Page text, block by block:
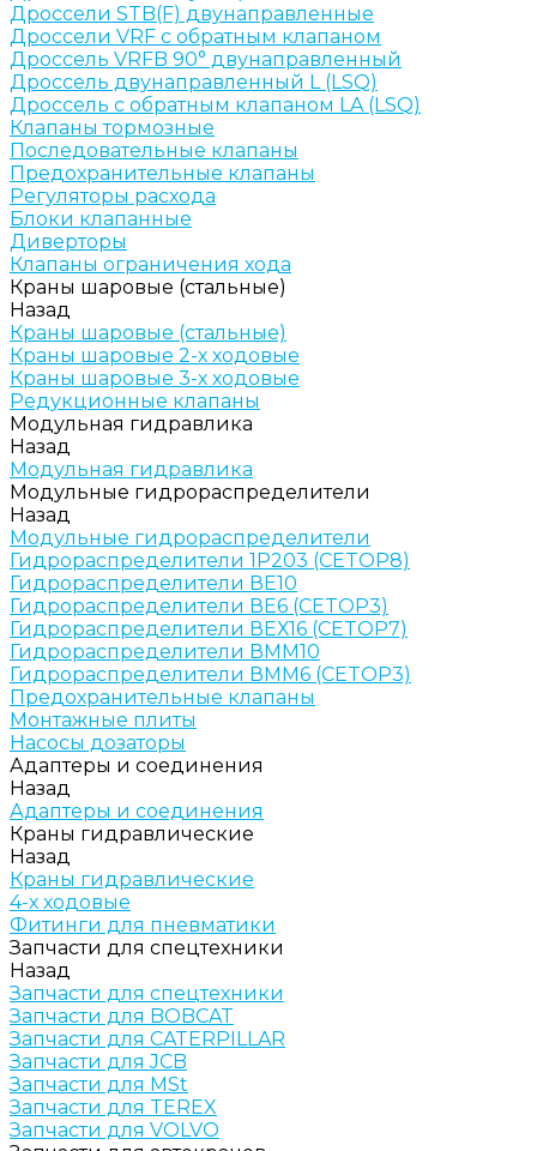
Дроссели STB(F) двунаправленные
Дроссели VRF с обратным клапаном
Дроссель VRFB 90° двунаправленный
Дроссель двунаправленный L (LSQ)
Дроссель с обратным клапаном LA (LSQ)
Клапаны тормозные
Последовательные клапаны
Предохранительные клапаны
Регуляторы расхода
Блоки клапанные
Диверторы
Клапаны ограничения хода
Краны шаровые (стальные)
Назад
Краны шаровые (стальные)
Краны шаровые 2-х ходовые
Краны шаровые 3-х ходовые
Редукционные клапаны
Модульная гидравлика
Назад
Модульная гидравлика
Модульные гидрораспределители
Назад
Модульные гидрораспределители
Гидрораспределители 1Р203 (CETOP8)
Гидрораспределители ВЕ10
Гидрораспределители ВЕ6 (CETOP3)
Гидрораспределители ВЕХ16 (CETOP7)
Гидрораспределители ВММ10
Гидрораспределители ВММ6 (CETOP3)
Предохранительные клапаны
Монтажные плиты
Насосы дозаторы
Адаптеры и соединения
Назад
Адаптеры и соединения
Краны гидравлические
Назад
Краны гидравлические
4-х ходовые
Фитинги для пневматики
Запчасти для спецтехники
Назад
Запчасти для спецтехники
Запчасти для BOBCAT
Запчасти для CATERPILLAR
Запчасти для JCB
Запчасти для MSt
Запчасти для TEREX
Запчасти для VOLVO